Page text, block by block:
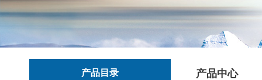
产品目录 产品中心